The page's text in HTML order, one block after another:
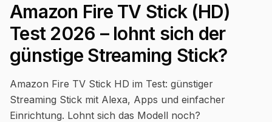
Amazon Fire TV Stick (HD)
Test 2026 – lohnt sich der
günstige Streaming Stick?
Amazon Fire TV Stick HD im Test: günstiger
Streaming Stick mit Alexa, Apps und einfacher
Einrichtung. Lohnt sich das Modell noch?